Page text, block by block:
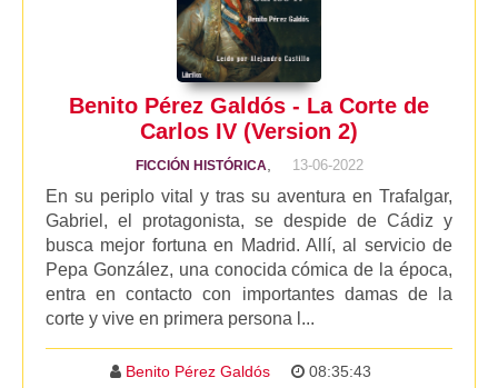
Benito Pérez Galdós - La Corte de
Carlos IV (Version 2)
FICCIÓN HISTÓRICA 13-06-2022
En su periplo vital y tras su aventura en Trafalgar,
Gabriel, el protagonista, se despide de Cádiz y
busca mejor fortuna en Madrid. Allí, al servicio de
Pepa González, una conocida cómica de la época,
entra en contacto con importantes damas de la
corte y vive en primera persona l...
Benito Pérez Galdós 08:35:43